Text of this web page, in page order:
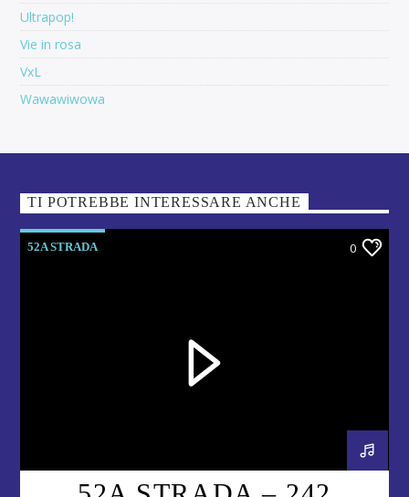
Ultrapop!
Vie in rosa
VxL
Wawawiwowa
TI POTREBBE INTERESSARE ANCHE
52A STRADA 0